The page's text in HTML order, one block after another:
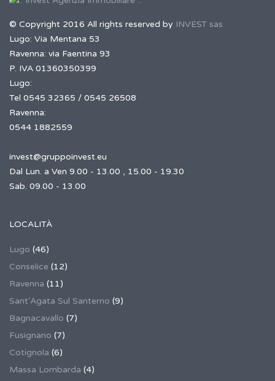
© Copyright 2016 All rights reserved by INVEST sas
Lugo: Via Mentana 53
Ravenna: via Faentina 93
P. IVA 01360350399
Lugo:
Tel 0545 32365 / 0545 26508
Ravenna:
0544 1882559
invest@gruppoinvest.eu
Dal Lun. a Ven 9.00 - 13.00 , 15.00 - 19.30
Sab. 09.00 - 13.00
LOCALITÀ
Lugo (46)
Conselice (12)
Ravenna (11)
Sant'Agata Sul Santerno (9)
Bagnacavallo (7)
Fusignano (7)
Cotignola (6)
Massa Lombarda (4)